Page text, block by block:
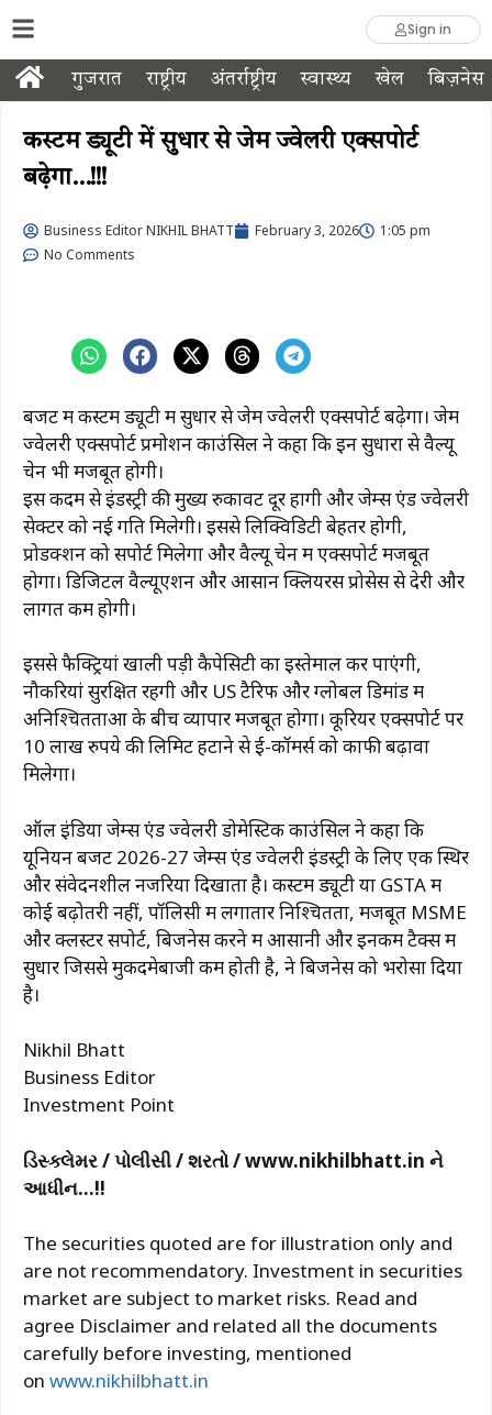
Sign in
गुजरात राष्ट्रीय अंतर्राष्ट्रीय स्वास्थ्य खेल बिज़नेस
कस्टम ड्यूटी में सुधार से जेम ज्वेलरी एक्सपोर्ट
बढ़ेगा…!!!
Business Editor NIKHIL BHATT February 3, 2026
1:05 pm
No Comments
बजट में कस्टम ड्यूटी में सुधार से जेम ज्वेलरी एक्सपोर्ट बढ़ेगा। जेम
ज्वेलरी एक्सपोर्ट प्रमोशन काउंसिल ने कहा कि इन सुधारों से वैल्यू
चेन भी मजबूत होगी।
इस कदम से इंडस्ट्री की मुख्य रुकावटें दूर होंगी और जेम्स एंड ज्वेलरी
सेक्टर को नई गति मिलेगी। इससे लिक्विडिटी बेहतर होगी,
प्रोडक्शन को सपोर्ट मिलेगा और वैल्यू चेन में एक्सपोर्ट मजबूत
होगा। डिजिटल वैल्यूएशन और आसान क्लियरेंस प्रोसेस से देरी और
लागत कम होगी।
इससे फैक्ट्रियां खाली पड़ी कैपेसिटी का इस्तेमाल कर पाएंगी,
नौकरियां सुरक्षित रहेंगी और US टैरिफ और ग्लोबल डिमांड में
अनिश्चितताओं के बीच व्यापार मजबूत होगा। कूरियर एक्सपोर्ट पर
10 लाख रुपये की लिमिट हटाने से ई-कॉमर्स को काफी बढ़ावा
मिलेगा।
ऑल इंडिया जेम्स एंड ज्वेलरी डोमेस्टिक काउंसिल ने कहा कि
यूनियन बजट 2026-27 जेम्स एंड ज्वेलरी इंडस्ट्री के लिए एक स्थिर
और संवेदनशील नजरिया दिखाता है। कस्टम ड्यूटी या GSTA में
कोई बढ़ोतरी नहीं, पॉलिसी में लगातार निश्चितता, मजबूत MSME
और क्लस्टर सपोर्ट, बिजनेस करने में आसानी और इनकम टैक्स में
सुधार जिससे मुकदमेबाजी कम होती है, ने बिजनेस को भरोसा दिया
है।
Nikhil Bhatt
Business Editor
Investment Point
ડિસ્ક્લેમર / પોલીસી / શરતો /www.nikhilbhatt.in ને
આધીન...!!
The securities quoted are for illustration only and
are not recommendatory. Investment in securities
market are subject to market risks. Read and
agree Disclaimer and related all the documents
carefully before investing, mentioned
on www.nikhilbhatt.in